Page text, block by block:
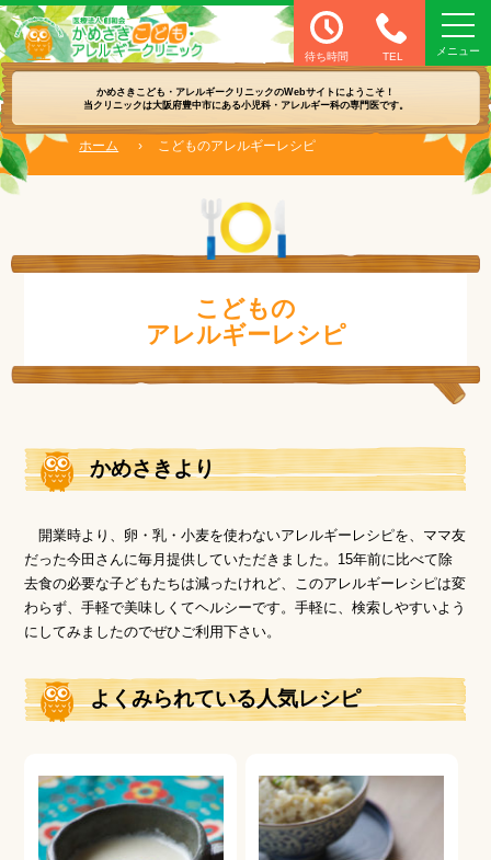
医療法人 創和会 かめさきこども・アレル
かめさきこども・アレルギークリニックのWebサイトにようこそ！
当クリニックは大阪府豊中市にある小児科・アレルギー科の専門医です。
待ち時間 TEL
ホーム › こどものアレルギーレシピ
こどもの
アレルギーレシピ
かめさきより
開業時より、卵・乳・⼩⻨を使わないアレルギーレシピを、ママ友
だった今⽥さんに毎⽉提供していただきました。15年前に⽐べて除
去⾷の必要な⼦どもたちは減ったけれど、このアレルギーレシピは変
わらず、⼿軽で美味しくてヘルシーです。⼿軽に、検索しやすいよう
にしてみましたのでぜひご利⽤下さい。
よくみられている⼈気レシピ